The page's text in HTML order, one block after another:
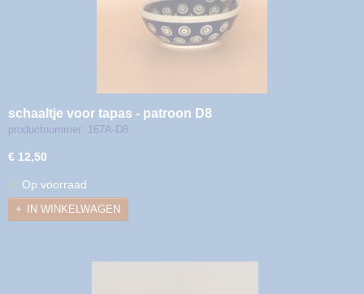
schaaltje voor tapas - patroon D8
productnummer: 167A-D8
€ 12,50
✓ Op voorraad
IN WINKELWAGEN